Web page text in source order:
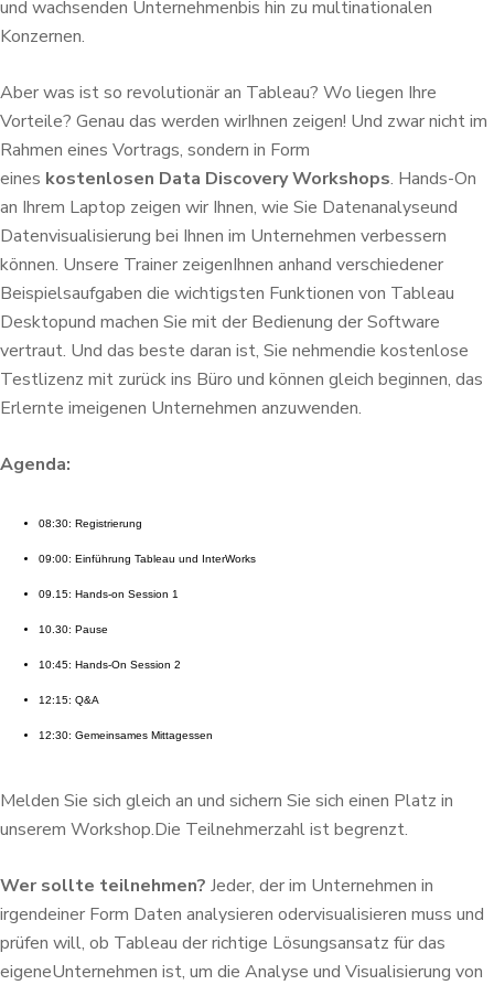
und wachsenden Unternehmenbis hin zu multinationalen
Konzernen.
Aber was ist so revolutionär an Tableau? Wo liegen Ihre
Vorteile? Genau das werden wirIhnen zeigen! Und zwar nicht im
Rahmen eines Vortrags, sondern in Form
eines kostenlosen Data Discovery Workshops. Hands-On
an Ihrem Laptop zeigen wir Ihnen, wie Sie Datenanalyseund
Datenvisualisierung bei Ihnen im Unternehmen verbessern
können. Unsere Trainer zeigenIhnen anhand verschiedener
Beispielsaufgaben die wichtigsten Funktionen von Tableau
Desktopund machen Sie mit der Bedienung der Software
vertraut. Und das beste daran ist, Sie nehmendie kostenlose
Testlizenz mit zurück ins Büro und können gleich beginnen, das
Erlernte imeigenen Unternehmen anzuwenden.
Agenda:
08:30: Registrierung
09:00: Einführung Tableau und InterWorks
09.15: Hands-on Session 1
10.30: Pause
10:45: Hands-On Session 2
12:15: Q&A
12:30: Gemeinsames Mittagessen
Melden Sie sich gleich an und sichern Sie sich einen Platz in
unserem Workshop.Die Teilnehmerzahl ist begrenzt.
Wer sollte teilnehmen? Jeder, der im Unternehmen in
irgendeiner Form Daten analysieren odervisualisieren muss und
prüfen will, ob Tableau der richtige Lösungsansatz für das
eigeneUnternehmen ist, um die Analyse und Visualisierung von